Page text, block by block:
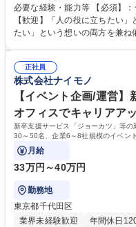
ら企業紹介、選考対策まで一貫してお任せ
ング（志向性の深掘り） ■企
類添削 ■自社採用業務 等 【当
績を持つ圧倒的な集客力で、彼
います。 募集職種 【キャリアアドバイザー/大学生の就活支援】3年での
平均年収UP額210万/未経験OK
必要な経験・能力等 【必須】
【歓迎】「人の役に立ちたい
たい」という想いの両方を兼
2年間では社員全体の年収が
年でチーフへと昇格したメンバ
も！ ■売上前年度比：170％
拡大中。社員数も50名→100名→150名
歴：大学院 大学 語学力： 資格
正社員
株式会社ナイモノ
【イベント企画/運営
オフィスでキャリアア
新卒支援サービス「ジョーカツ」等
30～50名、企業6～8社規模のイベン
の事務～当日の現場管理まで幅広くご
月給
33万円～40万円
勤務地
東京都千代田区
業界未経験歓迎
年間休日